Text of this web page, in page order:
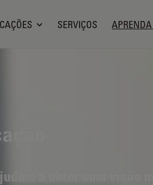
SERVIÇOS
a obter uma visão